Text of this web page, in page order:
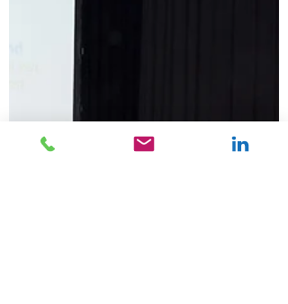
Tweede ronde Koploperproject Assen
van start
Verslag van de startbijeenkomst van de
tweede groep Koplopers in Assen